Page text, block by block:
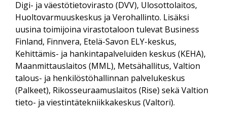
Digi- ja väestötietovirasto (DVV), Ulosottolaitos,
Huoltovarmuuskeskus ja Verohallinto. Lisäksi
uusina toimijoina virastotaloon tulevat Business
Finland, Finnvera, Etelä-Savon ELY-keskus,
Kehittämis- ja hankintapalveluiden keskus (KEHA),
Maanmittauslaitos (MML), Metsähallitus, Valtion
talous- ja henkilöstöhallinnan palvelukeskus
(Palkeet), Rikosseuraamuslaitos (Rise) sekä Valtion
tieto- ja viestintätekniikkakeskus (Valtori).